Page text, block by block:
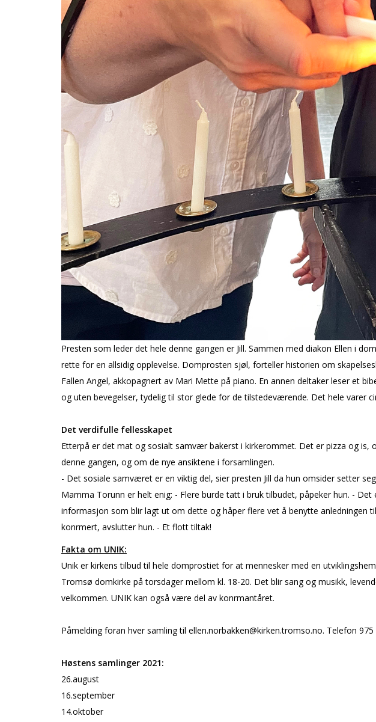
Presten som leder det hele denne gangen er Jill. Sammen med diakon Ellen i
rette for en allsidig opplevelse. Domprosten sjøl, forteller historien om
Fallen Angel, akkopagnert av Mari Mette på piano. En annen deltaker leser et
og uten bevegelser, tydelig til stor glede for de tilstedeværende. Det hele varer
Det verdifulle fellesskapet
Etterpå er det mat og sosialt samvær bakerst i kirkerommet. Det er pizza og
denne gangen, og om de nye ansiktene i forsamlingen.
- Det sosiale samværet er en viktig del, sier presten Jill da hun omsider setter
Mamma Torunn er helt enig: - Flere burde tatt i bruk tilbudet, påpeker hun. -
informasjon som blir lagt ut om dette og håper flere vet å benytte
konfirmert, avslutter hun. - Et flott tiltak!
Fakta om UNIK:
Unik er kirkens tilbud til hele domprostiet for at mennesker med en
Tromsø domkirke på torsdager mellom kl. 18-20. Det blir sang og musikk,
velkommen. UNIK kan også være del av konfirmantåret.
Påmelding foran hver samling til ellen.norbakken@kirken.tromso.no. Telefon 975
Høstens samlinger 2021:
26.august
16.september
14.oktober